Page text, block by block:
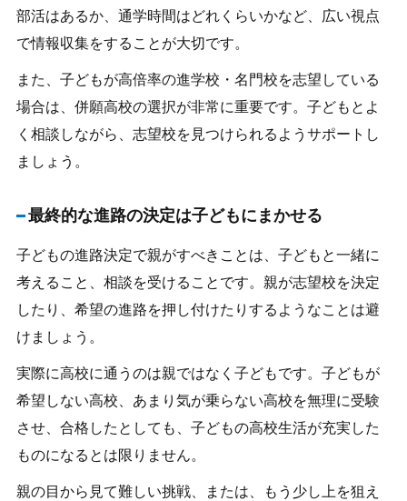
部活はあるか、通学時間はどれくらいかなど、広い視点
で情報収集をすることが大切です。
また、子どもが高倍率の進学校・名門校を志望している
場合は、併願高校の選択が非常に重要です。子どもとよ
く相談しながら、志望校を見つけられるようサポートし
ましょう。
最終的な進路の決定は子どもにまかせる
子どもの進路決定で親がすべきことは、子どもと一緒に
考えること、相談を受けることです。親が志望校を決定
したり、希望の進路を押し付けたりするようなことは避
けましょう。
実際に高校に通うのは親ではなく子どもです。子どもが
希望しない高校、あまり気が乗らない高校を無理に受験
させ、合格したとしても、子どもの高校生活が充実した
ものになるとは限りません。
親の目から見て難しい挑戦、または、もう少し上を狙え